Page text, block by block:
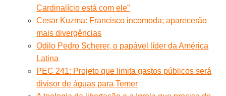
Cardinalício está com ele”
Cesar Kuzma: Francisco incomoda; aparecerão
mais divergências
Odilo Pedro Scherer, o papável líder da América
Latina
PEC 241: Projeto que limita gastos públicos será
divisor de águas para Temer